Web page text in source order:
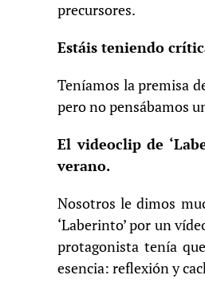
precursores.
Estáis teniendo
Teníamos la premisa
pero no pensábamos
El videoclip de
verano.
Nosotros le dimos
‘Laberinto’ por un
protagonista tenía
esencia: reflexión y